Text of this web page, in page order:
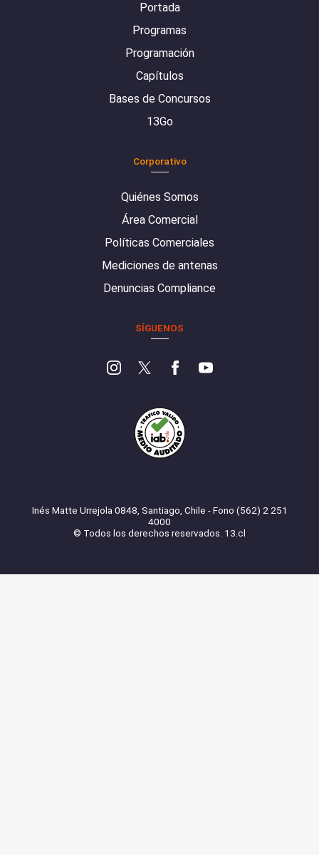
Portada
Programas
Programación
Capítulos
Bases de Concursos
13Go
Corporativo
Quiénes Somos
Área Comercial
Políticas Comerciales
Mediciones de antenas
Denuncias Compliance
SÍGUENOS
Inés Matte Urrejola 0848, Santiago, Chile - Fono (562) 2 251
4000
© Todos los derechos reservados. 13.cl